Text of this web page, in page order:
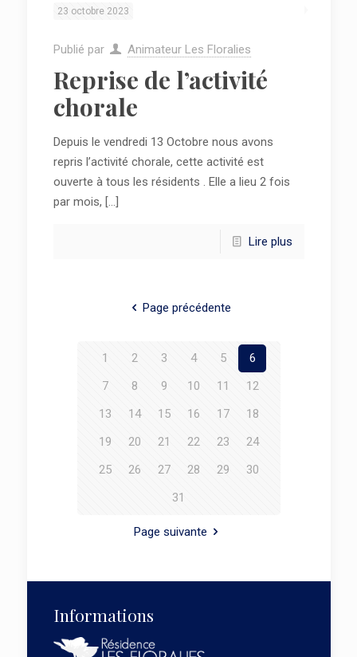
23 octobre 2023
Publié par Animateur Les Floralies
Reprise de l’activité
chorale
Depuis le vendredi 13 Octobre nous avons
repris l’activité chorale, cette activité est
ouverte à tous les résidents . Elle a lieu 2 fois
par mois, […]
Lire plus
Page précédente
1 2 3 4 5
6
7
8 9 10 11
12
13
14 15 16 17
18
19
20 21 22 23
24
25
26 27 28 29
30
31
Page suivante
Informations